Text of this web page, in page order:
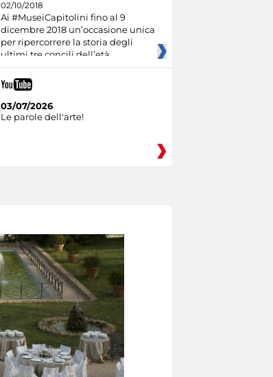
02/10/2018
Ai #MuseiCapitolini fino al 9
dicembre 2018 un’occasione unica
per ripercorrere la storia degli
ultimi tre concili dell’età
03/07/2026
Le parole dell'arte!